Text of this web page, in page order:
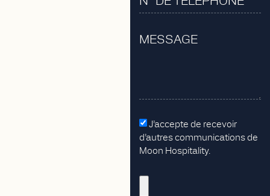
J’accepte de recevoir
d’autres communications de
Moon Hospitality.